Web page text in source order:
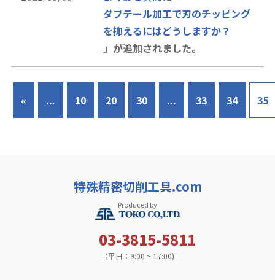
ダブテール加工で刃のチッピング
を抑えるにはどうしますか？
」が追加されました。
« ... 10 20 30 ... 33 34 35
特殊精密切削工具.com
Produced by
03-3815-5811
（平日：9:00 ~ 17:00)